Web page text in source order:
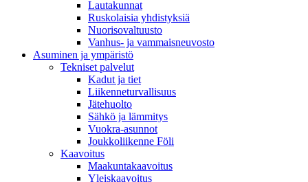
Lautakunnat
Ruskolaisia yhdistyksiä
Nuorisovaltuusto
Vanhus- ja vammaisneuvosto
Asuminen ja ympäristö
Tekniset palvelut
Kadut ja tiet
Liikenneturvallisuus
Jätehuolto
Sähkö ja lämmitys
Vuokra-asunnot
Joukkoliikenne Föli
Kaavoitus
Maakuntakaavoitus
Yleiskaavoitus